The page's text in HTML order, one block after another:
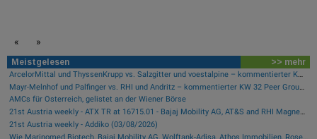
« »
Meistgelesen >> mehr
ArcelorMittal und ThyssenKrupp vs. Salzgitter und voestalpine – kommentierter KW 32 Peer Group Watch Stahl
Mayr-Melnhof und Palfinger vs. RHI und Andritz – kommentierter KW 32 Peer Group Watch Zykliker Österreich
AMCs für Österreich, gelistet an der Wiener Börse
21st Austria weekly - ATX TR at 16715.01 - Bajaj Mobility AG, AT&S and RHI Magnesita best-performing, Österreichische Post with weakest performance (08/08/2026)
21st Austria weekly - Addiko (03/08/2026)
Wie Marinomed Biotech, Bajaj Mobility AG, Wolftank-Adisa, Athos Immobilien, Rosenbauer und Telekom Austria für Gesprächsstoff in Österreich sorgten